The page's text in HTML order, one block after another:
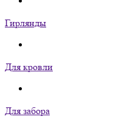
Гирлянды
Для кровли
Для забора